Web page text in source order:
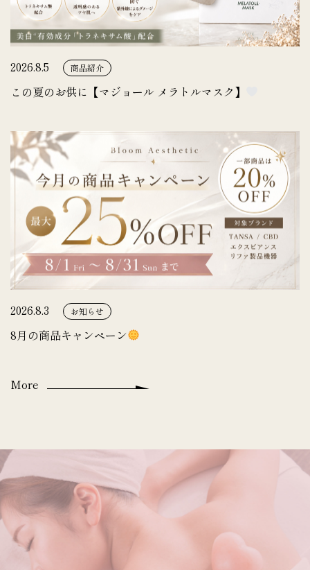
2026.8.5 商品紹介
この夏のお供に【マジョール メラトルマスク】
2026.8.3 お知らせ
8月の商品キャンペーン
More